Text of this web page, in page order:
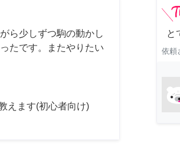
ら少しずつ駒の動かし
たです。またやりたい
えます(初心者向け)
と
依頼